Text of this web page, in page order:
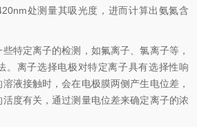
处测量其吸光度，进而计算出氨氮含
特定离子的检测，如氟离子、氯离子等，
。离子选择电极对特定离子具有选择性响
液接触时，会在电极膜两侧产生电位差，
度有关，通过测量电位差来确定离子的浓